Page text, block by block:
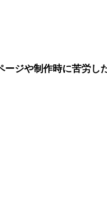
ージや制作時に苦労し